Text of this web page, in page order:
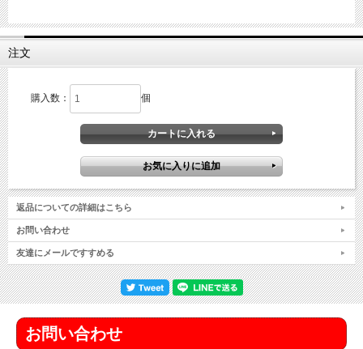
注文
購入数： 個
返品についての詳細はこちら
お問い合わせ
友達にメールですすめる
お問い合わせ